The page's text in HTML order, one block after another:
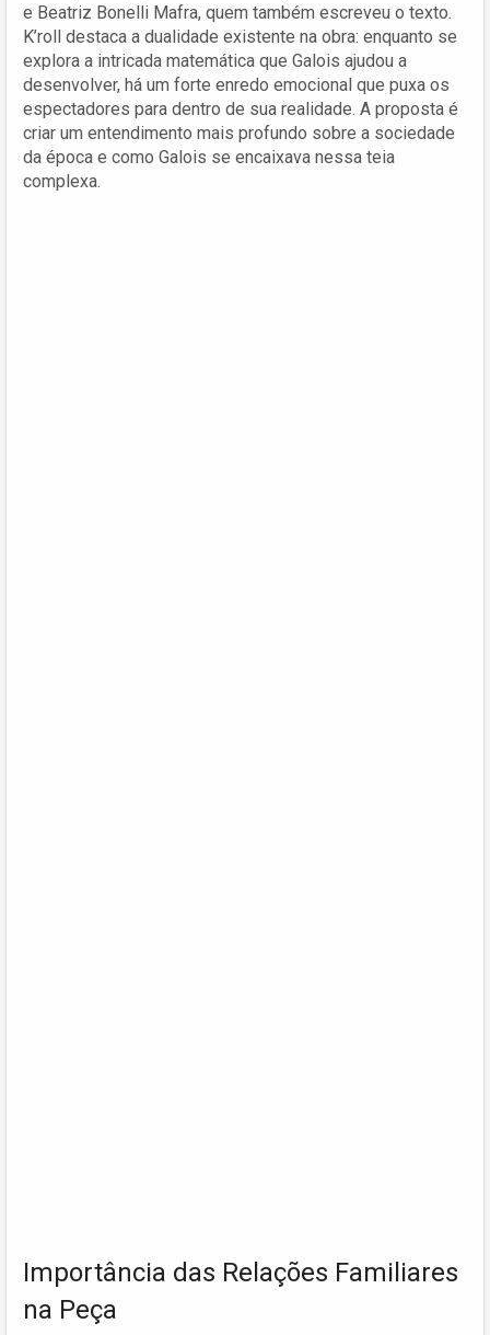
e Beatriz Bonelli Mafra, quem também escreveu o texto.
K’roll destaca a dualidade existente na obra: enquanto se
explora a intricada matemática que Galois ajudou a
desenvolver, há um forte enredo emocional que puxa os
espectadores para dentro de sua realidade. A proposta é
criar um entendimento mais profundo sobre a sociedade
da época e como Galois se encaixava nessa teia
complexa.
Importância das Relações Familiares
na Peça